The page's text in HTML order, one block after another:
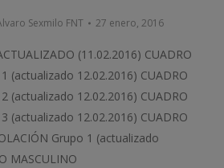
Sexmilo FNT 27 enero, 2016
(11.02.2016) CUADRO
(actualizado 12.02.2016) CUADRO
(actualizado 12.02.2016) CUADRO
(actualizado 12.02.2016) CUADRO
Grupo 1 (actualizado
MASCULINO